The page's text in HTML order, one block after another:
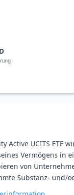
Active UCITS ETF
Vermögens in
von
Substanz- und/